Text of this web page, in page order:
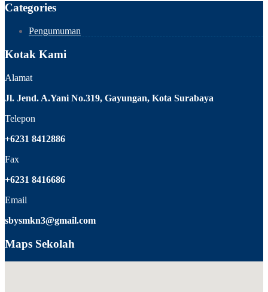
Categories
Pengumuman
Kotak Kami
Alamat
Jl. Jend. A.Yani No.319, Gayungan, Kota Surabaya
Telepon
+6231 8412886
Fax
+6231 8416686
Email
sbysmkn3@gmail.com
Maps Sekolah